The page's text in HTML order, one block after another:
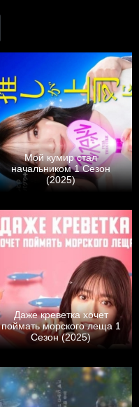
Мой кумир стал
начальником 1 Сезон
(2025)
Даже креветка хочет
поймать морского леща 1
Сезон (2025)